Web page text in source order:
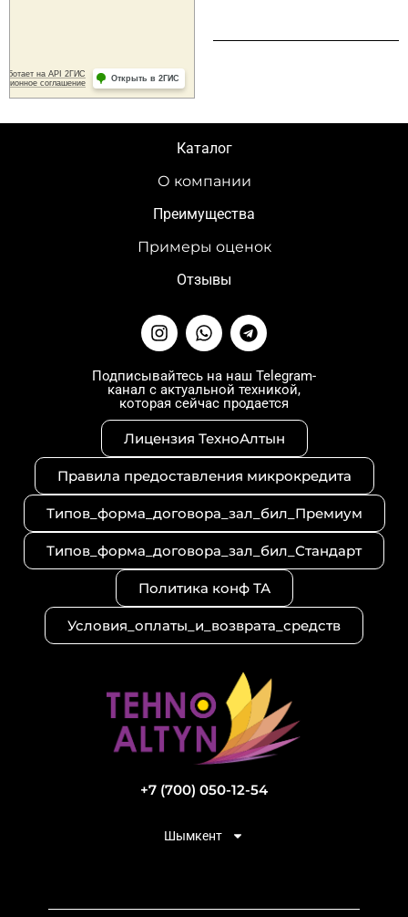
+7 (700) 050-12-54
Шымкент
I
n
t
a
g
r
a
m
W
h
t
s
a
p
p
T
e
e
g
r
a
m
Подписывайтесь на наш Telegram-
канал с актуальной техникой,
которая сейчас продается
Лицензия ТехноАлтын
Правила предоставления микрокредита
Типов_форма_договора_зал_бил_Премиум
Типов_форма_договора_зал_бил_Стандарт
Политика конф ТА
Условия_оплаты_и_возврата_средств
Каталог
О компании
Преимущества
Примеры оценок
Отзывы